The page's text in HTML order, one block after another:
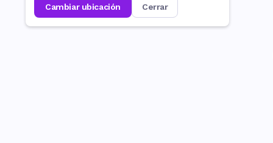
cambiar ubicación cerrar